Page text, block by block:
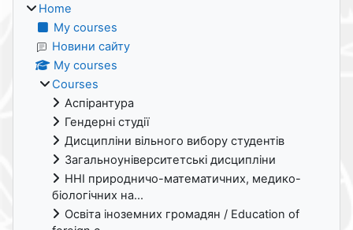
Home
My courses
Новини сайту
My courses
Courses
Аспірантура
Гендерні студії
Дисципліни вільного вибору студентів
Загальноуніверситетські дисципліни
ННІ природничо-математичних, медико-
біологічних на...
Освіта іноземних громадян / Education of